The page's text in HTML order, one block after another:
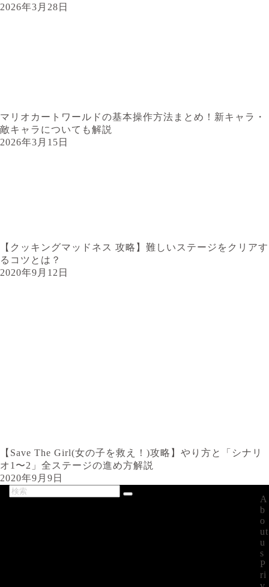
2026年3月28日
マリオカートワールドの基本操作方法まとめ！新キャラ・
敵キャラについても解説
2026年3月15日
【クッキングマッドネス 攻略】難しいステージをクリアす
るコツとは？
2020年9月12日
【Save The Girl(女の子を救え！)攻略】やり方と「シナリ
オ1〜2」全ステージの進め方解説
2020年9月9日
A
b
o
ut
u
s
P
ri